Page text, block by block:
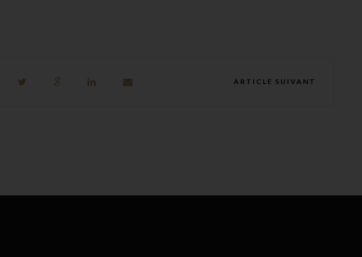
ARTICLE SUIVANT